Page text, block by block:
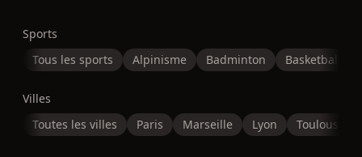
Sports
Tous les sports
Alpinisme Badminton Basketball
Villes
Toutes les villes
Paris Marseille Lyon Toulouse